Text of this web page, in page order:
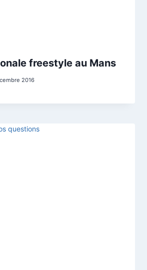
freestyle au Mans
2016